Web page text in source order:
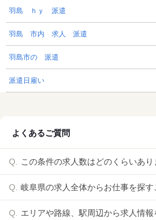
羽島 ｈｙ 派遣
羽島 市内 求人 派遣
羽島市の 派遣
派遣日雇い
よくあるご質問
この条件の求人数はどのくらいあり
岐阜県の求人全体からお仕事を探す
エリアや路線、駅周辺から求人情